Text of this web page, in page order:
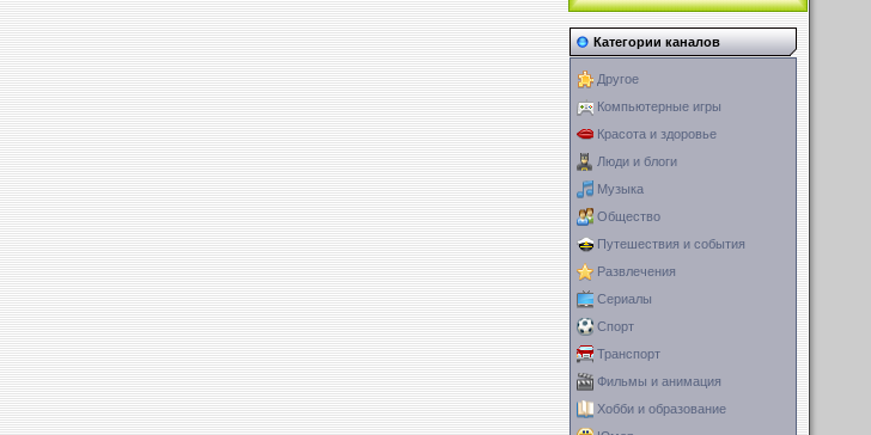
Категории каналов
Другое
Компьютерные игры
Красота и здоровье
Люди и блоги
Музыка
Общество
Путешествия и события
Развлечения
Сериалы
Спорт
Транспорт
Фильмы и анимация
Хобби и образование